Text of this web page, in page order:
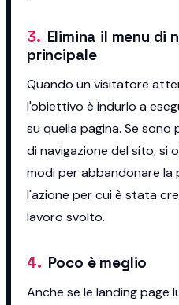
3. Elimina il menu di
principale
Quando un visitatore
l'obiettivo è indurlo a
su quella pagina. Se
di navigazione del sito, si
modi per abbandonare la
l'azione per cui è stata
lavoro svolto.
4. Poco è meglio
Anche se le landing page